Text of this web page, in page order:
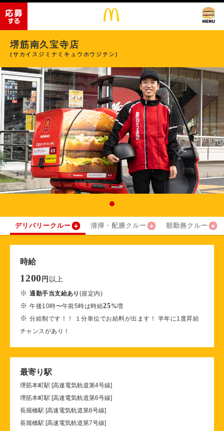
堺筋南久宝寺店
(サカイスジミナミキュウホウジテン)
デリバリークルー 清掃・配膳クルー 朝勤務クルー
時給
1200 円 以上
※通勤手当支給あり (規定内)
※午後10時〜午前5時は時給25%増
※分給制です！！ １分単位でお給料が出ます！ 半年に1度昇給
チャンスがあり！
最寄り駅
堺筋本町駅 [高速電気軌道第4号線]
堺筋本町駅 [高速電気軌道第6号線]
長堀橋駅 [高速電気軌道第6号線]
長堀橋駅 [高速電気軌道第7号線]